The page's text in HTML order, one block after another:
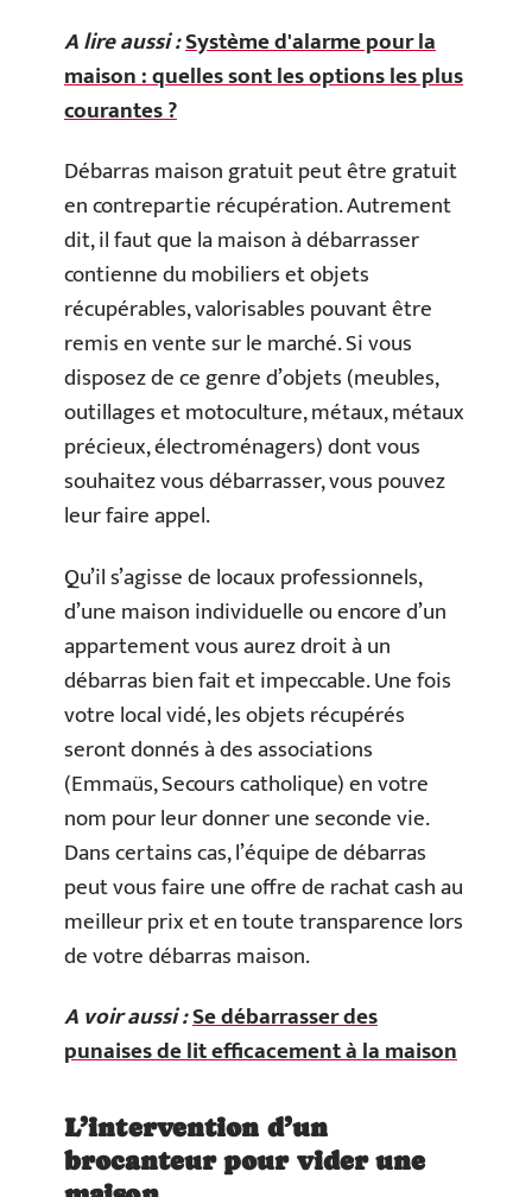
A lire aussi :Système d'alarme pour la
maison : quelles sont les options les plus
courantes ?
Débarras maison gratuit peut être gratuit
en contrepartie récupération. Autrement
dit, il faut que la maison à débarrasser
contienne du mobiliers et objets
récupérables, valorisables pouvant être
remis en vente sur le marché. Si vous
disposez de ce genre d’objets (meubles,
outillages et motoculture, métaux, métaux
précieux, électroménagers) dont vous
souhaitez vous débarrasser, vous pouvez
leur faire appel.
Qu’il s’agisse de locaux professionnels,
d’une maison individuelle ou encore d’un
appartement vous aurez droit à un
débarras bien fait et impeccable. Une fois
votre local vidé, les objets récupérés
seront donnés à des associations
(Emmaüs, Secours catholique) en votre
nom pour leur donner une seconde vie.
Dans certains cas, l’équipe de débarras
peut vous faire une offre de rachat cash au
meilleur prix et en toute transparence lors
de votre débarras maison.
A voir aussi :Se débarrasser des
punaises de lit efficacement à la maison
L’intervention d’un
brocanteur pour vider une